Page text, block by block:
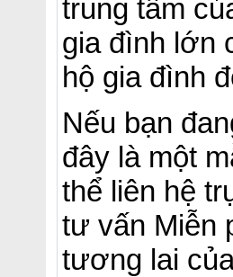
trung tâm
gia đình lớn
hộ gia đình
Nếu bạn
đây là một
thể liên hệ
tư vấn Miễn
tương lai